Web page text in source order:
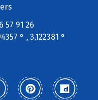
57 91 26
° , 3,122381 °